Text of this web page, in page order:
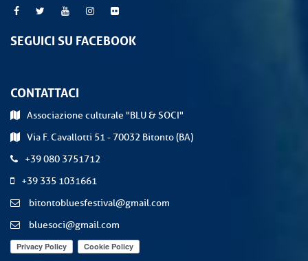
SEGUICI SU FACEBOOK
CONTATTACI
Associazione culturale "BLU & SOCI"
Via F. Cavallotti 51 - 70032 Bitonto (BA)
+39 080 3751712
+39 335 1031661
bitontobluesfestival@gmail.com
bluesoci@gmail.com